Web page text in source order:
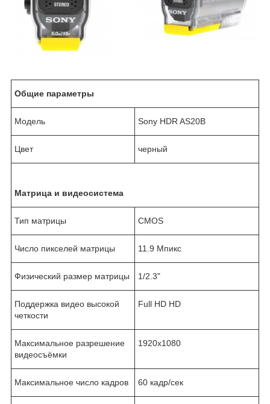
Общие параметры
Модель Sony HDR AS20B
Цвет черный
Матрица и видеосистема
Тип матрицы CMOS
Число пикселей матрицы 11.9 Мпикс
Физический размер матрицы 1/2.3"
Поддержка видео высокой
четкости
Full HD HD
Максимальное разрешение
видеосъёмки
1920x1080
Максимальное число кадров 60 кадр/сек